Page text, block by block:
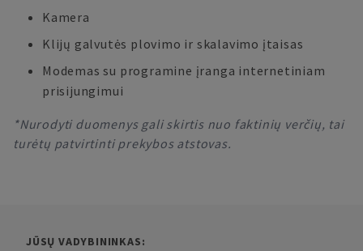
Kamera
Klijų galvutės plovimo ir skalavimo įtaisas
Modemas su programine įranga internetiniam
prisijungimui
*Nurodyti duomenys gali skirtis nuo faktinių verčių, tai
turėtų patvirtinti prekybos atstovas.
JŪSŲ VADYBININKAS: